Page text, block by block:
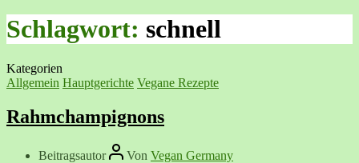
Schlagwort: schnell
Kategorien
Allgemein Hauptgerichte Vegane Rezepte
Rahmchampignons
Beitragsautor Von Vegan Germany